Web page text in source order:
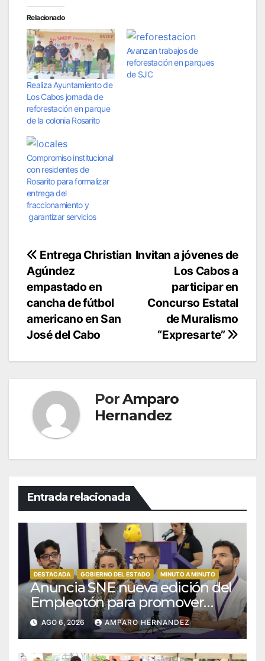
Relacionado
Realiza Ayuntamiento de
Los Cabos jornada de
reforestación en parque
de la colonia Rosarito
Avanzan trabajos de
reforestación en parques
de SJC
Compromiso institucional
con residentes de
Rosarito para formalizar
entrega del
fraccionamiento y
garantizar servicios
Navegación
de
entradas
Invitan a jóvenes de
Los Cabos a
participar en
Concurso Estatal
de Muralismo
“Expresarte”
Entrega Christian
Agúndez
empastado en
cancha de fútbol
americano en San
José del Cabo
PorAmparo
Hernandez
Entrada relacionada
DESTACADA GOBIERNO DEL ESTADO MINUTO A MINUTO
Anuncia SNE nueva edición del
Empleotón para promover
empleos incluyentes
AGO 6, 2026 AMPARO HERNANDEZ